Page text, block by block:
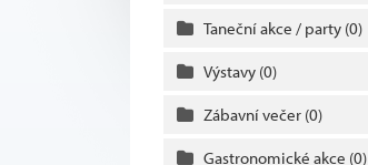
Taneční akce / party (0)
Výstavy (0)
Zábavní večer (0)
Gastronomické akce (0)